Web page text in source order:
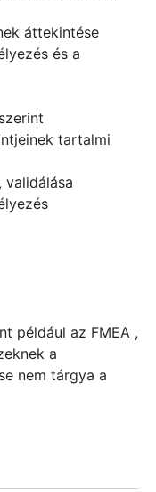
áttekintése
és a
tartalmi
validálása
például az FMEA ,
a
nem tárgya a